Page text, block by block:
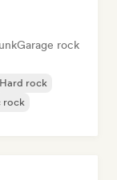
Garage rock
Hard rock
rock